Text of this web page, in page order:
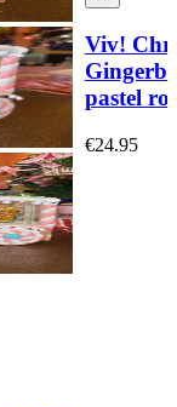
Viv!
pastel
€24.95